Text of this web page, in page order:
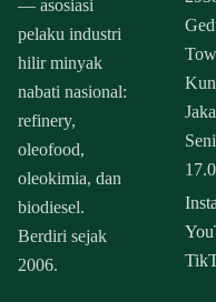
— asosiasi
pelaku industri
hilir minyak
nabati nasional:
refinery,
oleofood,
oleokimia, dan
biodiesel.
Berdiri sejak
2006.